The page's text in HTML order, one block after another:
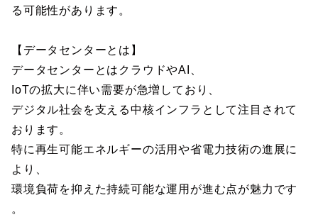
る可能性があります。
【データセンターとは】
データセンターとはクラウドやAI、
IoTの拡大に伴い需要が急増しており、
デジタル社会を支える中核インフラとして注目されて
おります。
特に再生可能エネルギーの活用や省電力技術の進展に
より、
環境負荷を抑えた持続可能な運用が進む点が魅力です
。